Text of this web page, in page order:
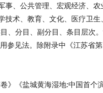
、公共管理、宏观经济、
术、教育、文化、医疗卫
、分目、副分目、条目层次
参见法。除附录中《江苏省
》《盐城黄海湿地:中国首